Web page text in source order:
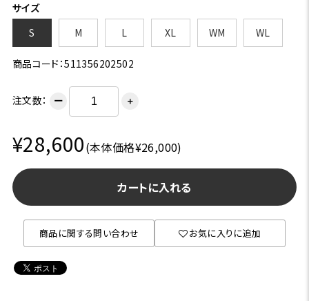
サイズ
S
M L XL WM WL
商品コード：511356202502
注文数： ー ＋
¥28,600(本体価格¥26,000)
カートに入れる
商品に関する問い合わせ お気に入りに追加